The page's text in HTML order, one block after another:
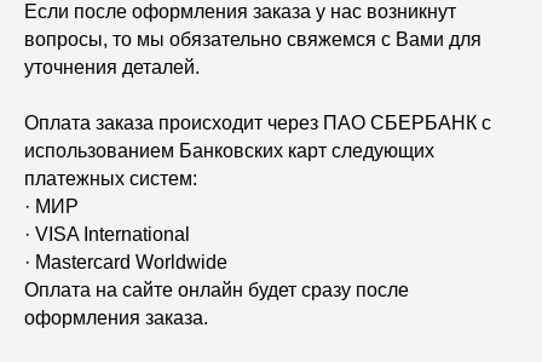
Если после оформления заказа у нас возникнут
вопросы, то мы обязательно свяжемся с Вами для
уточнения деталей.
Оплата заказа происходит через ПАО СБЕРБАНК с
использованием Банковских карт следующих
платежных систем:
· МИР
· VISA International
· Mastercard Worldwide
Оплата на сайте онлайн будет сразу после
оформления заказа.